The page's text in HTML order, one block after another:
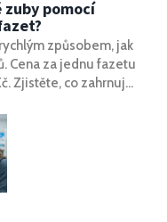
pomocí
způsobem, jak
Cena za jednu fazetu
Zjistěte, co zahrnuje